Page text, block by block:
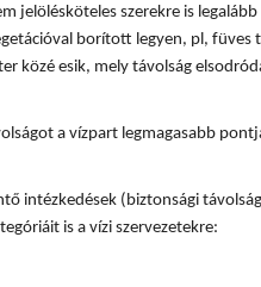
jelölésköteles szerekre is
borított legyen, pl, füves
közé esik, mely távolság
a vízpart legmagasabb
intézkedések (biztonsági
is a vízi szervezetekre: